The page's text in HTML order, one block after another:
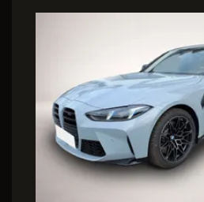
Competition
390 kW (530